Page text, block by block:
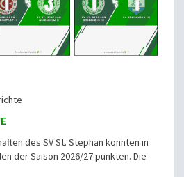
des SV St. Stephan konnten in
der Saison 2026/27 punkten. Die